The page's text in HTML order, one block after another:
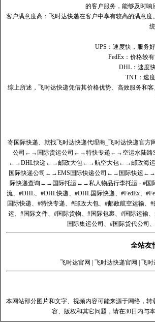
的客户服务，能够及时
客户满意度高‌：飞时达快递在客户中享有较高的满意
UPS：速度快，服务
FedEx：价格较
DHL：速度
TNT：速
综上所述，飞时达快递凭借其价格优势、高效服务和
寄国际快递、就找飞时达快递代理商_飞时达快递官
公司 ←→ 国际货运公司 ←→特快专递 ←→ 空运水陆路
←→DHL快递 ←→邮政大包←→航空大包←→邮政海
国际快递公司 ←→EMS国际快递公司 ←→ 国际快运←→
际快递查询 ←→ 国际托运←→私人物品行李托运 - #国
流、#DHL、#DHL快递、#DHL国际快递、#FedEx、
国际快递、#特快专递、#邮政大包、#邮政航空运输、
运、#国际文件、#国际货物、#国际包裹、#国际运输
国际集运公司、#国际货代公司
全站友
飞时达官网 飞时达快递官网 飞时
本网站部分图片和文字、视频内容可能来源于网络，
容、版权和其它问题，请在30日内与